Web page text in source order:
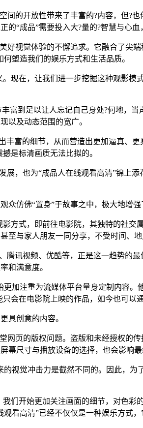
的开放性带来了丰富的?内容，但?
“成品”需要投入大?量的?智慧与心
好视觉体验的不懈追求。它融合了尖
塑造我们的娱乐方式和生活品质。
现在，让我们进一步挖掘这种观影
富到足以让人忘记自己身处?何地，
以及动态范围的宽广。
富的细节，从而营造出更加逼真、
是标清画质无法比拟的。
展，也为“成品人在线观看高清”锦
仿佛“置身”于故事之中，极大地增强
方式，即前往电影院，其独特的社
至与家人朋友一同分享，不受时间、地
腾讯视频、优酷等，正是这一趋势的
和满意度。
加注重为流媒体平台量身定制内容
会在电影院上映的作品，如今也可以
具创意的内容。
网页的版权问题。盗版和未经授权的
幕尺寸与播放设备的选择，也会影响最
视觉冲击力是截然不同的。因此，
们开始更加关注画面的细节，对色
看高清”已经不仅仅是一种娱乐方式